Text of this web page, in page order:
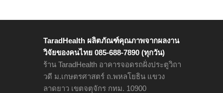
TaradHealth ผลิตภัณฑ์คุณภาพจากผลงาน
วิจัยของคนไทย 085-688-7890 (ทุกวัน)
ร้าน TaradHealth อาคารจอดรถฝั่งประตูวิถา
วดี ม.เกษตรศาสตร์ ถ.พหลโยธิน แขวง
ลาดยาว เขตจตุจักร กทม. 10900